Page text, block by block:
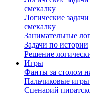
смекалку
Логические
смекалку
Занимательные
Задачи по истории
Решение
Игры
Фанты за столом
Пальчиковые
Сценарий